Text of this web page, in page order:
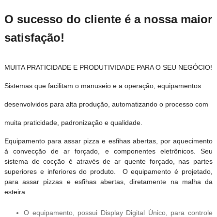
O sucesso do cliente é a nossa maior
satisfação!
MUITA PRATICIDADE E PRODUTIVIDADE PARA O SEU NEGÓCIO!
Sistemas que facilitam o manuseio e a operação, equipamentos
desenvolvidos para alta produção, automatizando o processo com
muita praticidade, padronização e qualidade.
Equipamento para assar pizza e esfihas abertas, por aquecimento
à convecção de ar forçado, e componentes eletrônicos. Seu
sistema de cocção é através de ar quente forçado, nas partes
superiores e inferiores do produto. O equipamento é projetado,
para assar pizzas e esfihas abertas, diretamente na malha da
esteira.
O equipamento, possui Display Digital Único, para controle